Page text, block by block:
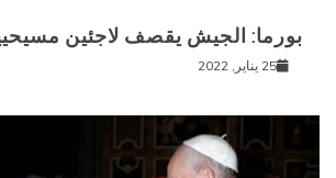
بورما: الجيش يقصف لاجئين
25 يناير, 2022